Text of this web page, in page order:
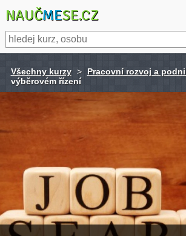
NAUČMESE.CZ
Všechny kurzy > Pracovní rozvoj a
výběrovém řízení